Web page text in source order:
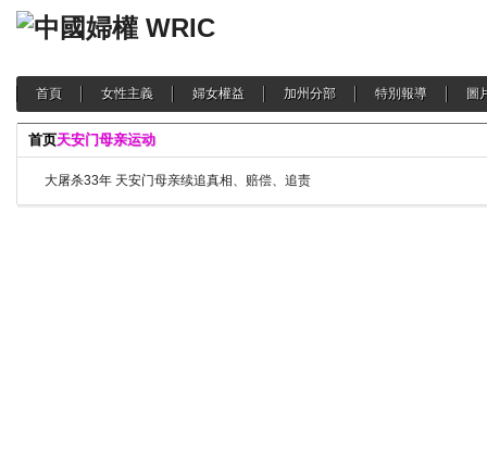
首頁 女性主義 婦女權益 加州分部 特別報導 圖
首页天安门母亲运动
大屠杀33年 天安门母亲续追真相、赔偿、追责